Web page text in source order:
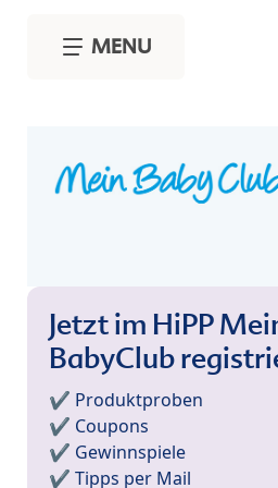
MENU
Jetzt im HiPP
BabyClub
✔️ Produktproben
✔️ Coupons
✔️ Gewinnspiele
✔️ Tipps per Mail